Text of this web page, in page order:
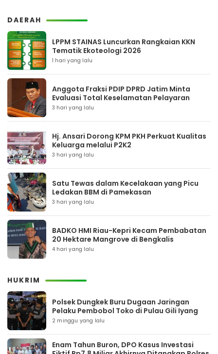
DAERAH
LPPM STAINAS Luncurkan Rangkaian KKN
Tematik Ekoteologi 2026
1 hari yang lalu
Anggota Fraksi PDIP DPRD Jatim Minta
Evaluasi Total Keselamatan Pelayaran
3 hari yang lalu
Hj. Ansari Dorong KPM PKH Perkuat Kualitas
Keluarga melalui P2K2
3 hari yang lalu
Satu Tewas dalam Kecelakaan yang Picu
Ledakan BBM di Pamekasan
3 hari yang lalu
BADKO HMI Riau-Kepri Kecam Pembabatan
20 Hektare Mangrove di Bengkalis
4 hari yang lalu
HUKRIM
Polsek Dungkek Buru Dugaan Jaringan
Pelaku Pembobol Toko di Pulau Gili Iyang
2 minggu yang lalu
Enam Tahun Buron, DPO Kasus Investasi